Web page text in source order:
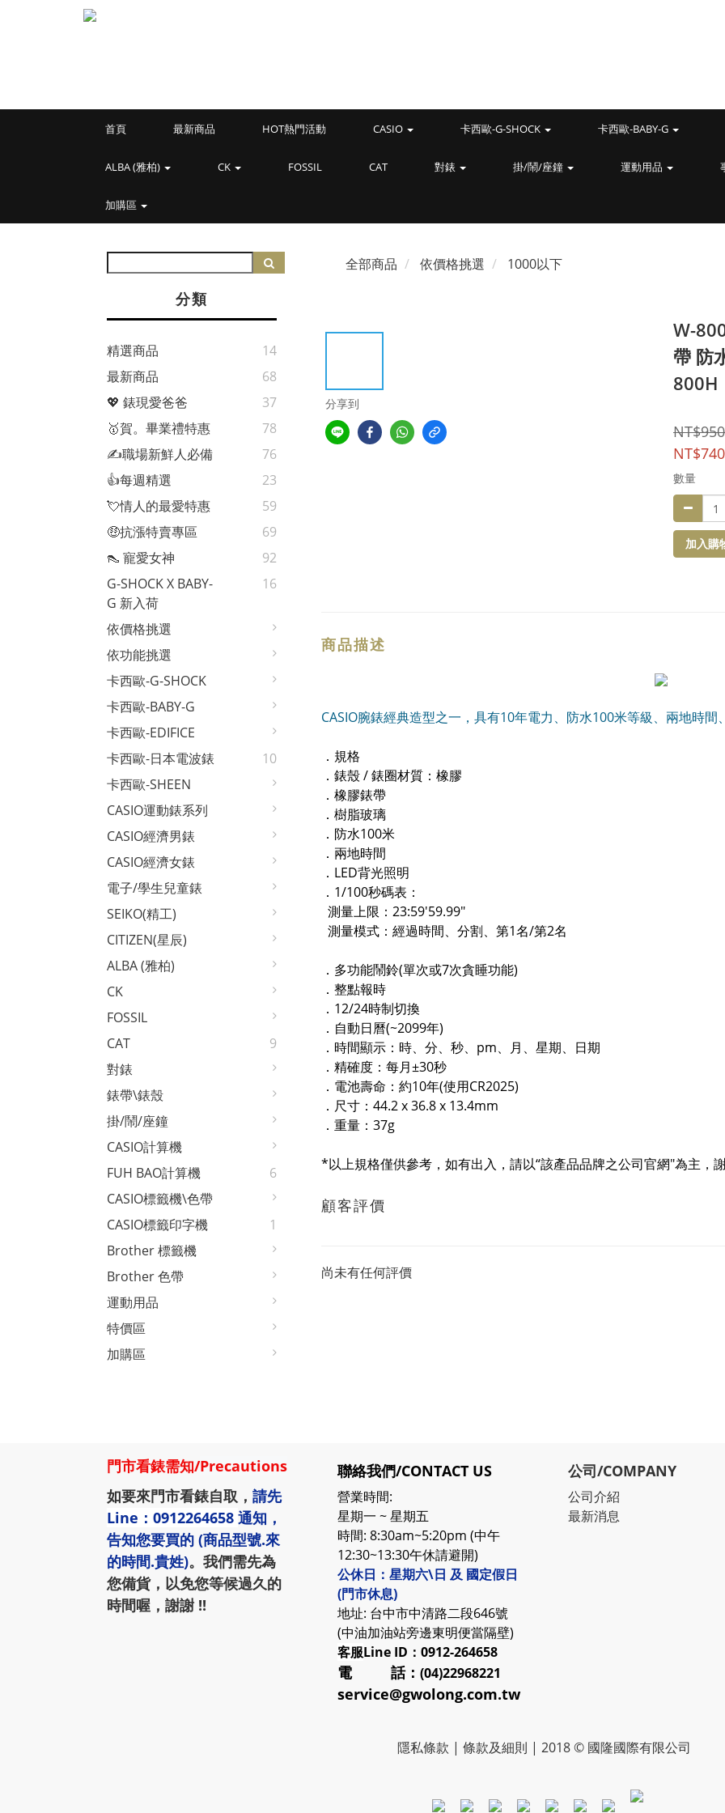
首頁 最新商品 HOT熱門活動 CASIO 卡西歐-G-SHOCK 卡西歐-BABY-G
ALBA (雅柏) CK FOSSIL CAT 對錶 掛/鬧/座鐘 運動用品
加購區
分類
精選商品
14
最新商品
68
💖 錶現愛爸爸
37
🥇賀。畢業禮特惠
78
✍️職場新鮮人必備
76
👍每週精選
23
💘情人的最愛特惠
59
🤑抗漲特賣專區
69
👠 寵愛女神
92
G-SHOCK X BABY-
G 新入荷
16
依價格挑選
依功能挑選
卡西歐-G-SHOCK
卡西歐-BABY-G
卡西歐-EDIFICE
卡西歐-日本電波錶
10
卡西歐-SHEEN
CASIO運動錶系列
CASIO經濟男錶
CASIO經濟女錶
電子/學生兒童錶
SEIKO(精工)
CITIZEN(星辰)
ALBA (雅柏)
CK
FOSSIL
CAT
9
對錶
錶帶\錶殼
掛/鬧/座鐘
CASIO計算機
FUH BAO計算機
6
CASIO標籤機\色帶
CASIO標籤印字機
1
Brother 標籤機
Brother 色帶
運動用品
特價區
加購區
全部商品 依價格挑選 1000以下
分享到
W-
帶 防
800H
NT$950
NT$740
數量
加入購
商品描述
CASIO腕錶經典造型之一，具有10年電力、防水100米等級、兩地時
．規格
．錶殼 / 錶圈材質：橡膠
．橡膠錶帶
．樹脂玻璃
．防水100米
．兩地時間
．LED背光照明
．1/100秒碼表：
測量上限：23:59'59.99"
測量模式：經過時間、分割、第1名/第2名
．多功能鬧鈴(單次或7次貪睡功能)
．整點報時
．12/24時制切換
．自動日曆(~2099年)
．時間顯示：時、分、秒、pm、月、星期、日期
．精確度：每月±30秒
．電池壽命：約10年(使用CR2025)
．尺寸：44.2 x 36.8 x 13.4mm
．重量：37g
*以上規格僅供參考，如有出入，請以“該產品品牌之公司官網"為主，
顧客評價
尚未有任何評價
門市看錶需知/Precautions
如要來門市看錶自取， 請先
Line：0912264658 通知，
告知您要買的 (商品型號.來
的時間.貴姓)。我們需先為
您備貨，以免您等候過久的
時間喔，謝謝 !!
聯絡我們/CONTACT US
營業時間:
星期一 ~ 星期五
時間: 8:30am~5:20pm (中午
12:30~13:30午休請避開)
公休日：星期六\日 及 國定假日
(門市休息)
地址: 台中市中清路二段646號
(中油加油站旁邊東明便當隔壁)
客服Line ID：0912-264658
電 話： (04)22968221
service@gwolong.com.tw
公司/COMPANY
公司介紹
最新消息
隱私條款 | 條款及細則 | 2018 © 國隆國際有限公司